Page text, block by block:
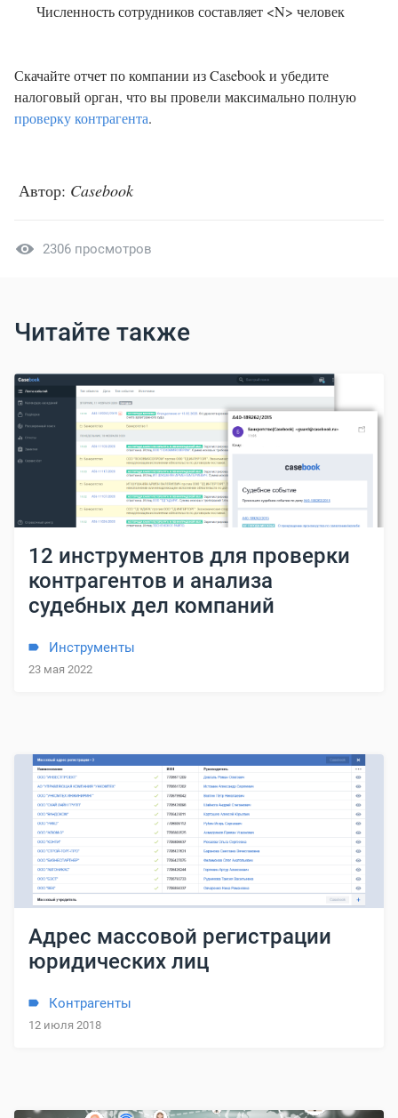
Численность сотрудников составляет <N> человек
Скачайте отчет по компании из Casebook и убедите
налоговый орган, что вы провели максимально полную
проверку контрагента.
Автор: Casebook
2306 просмотров
Читайте также
12 инструментов для проверки
контрагентов и анализа
судебных дел компаний
Инструменты
23 мая 2022
Адрес массовой регистрации
юридических лиц
Контрагенты
12 июля 2018